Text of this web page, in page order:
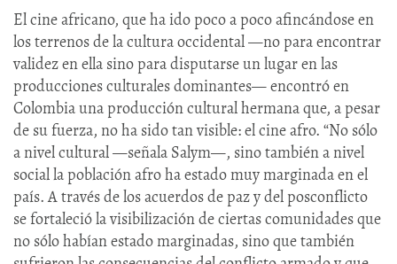
El cine africano, que ha ido poco a poco afincándose en
los terrenos de la cultura occidental —no para encontrar
validez en ella sino para disputarse un lugar en las
producciones culturales dominantes— encontró en
Colombia una producción cultural hermana que, a pesar
de su fuerza, no ha sido tan visible: el cine afro. “No sólo
a nivel cultural —señala Salym—, sino también a nivel
social la población afro ha estado muy marginada en el
país. A través de los acuerdos de paz y del posconflicto
se fortaleció la visibilización de ciertas comunidades que
no sólo habían estado marginadas, sino que también